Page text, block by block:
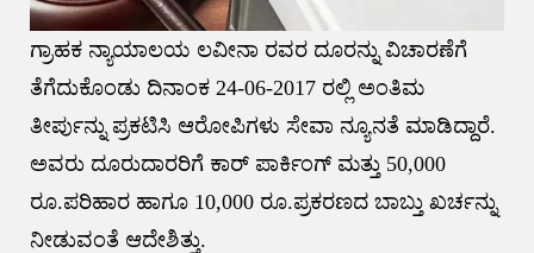
ಗ್ರಾಹಕ ನ್ಯಾಯಾಲಯ ಲವೀನಾ ರವರ ದೂರನ್ನು ವಿಚಾರಣೆಗೆ
ತೆಗೆದುಕೊಂಡು ದಿನಾಂಕ 24-06-2017 ರಲ್ಲಿ ಅಂತಿಮ
ತೀರ್ಪುನ್ನು ಪ್ರಕಟಿಸಿ ಆರೋಪಿಗಳು ಸೇವಾ ನ್ಯೂನತೆ ಮಾಡಿದ್ದಾರೆ.
ಅವರು ದೂರುದಾರರಿಗೆ ಕಾರ್ ಪಾರ್ಕಿಂಗ್ ಮತ್ತು 50,000
ರೂ.ಪರಿಹಾರ ಹಾಗೂ 10,000 ರೂ.ಪ್ರಕರಣದ ಬಾಬ್ತು ಖರ್ಚನ್ನು
ನೀಡುವಂತೆ ಆದೇಶಿತ್ತು.